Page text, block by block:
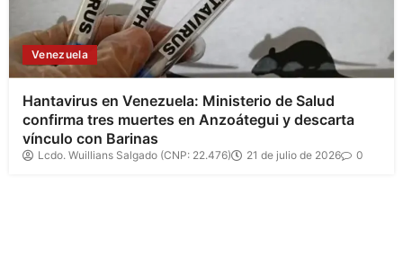
Venezuela
Hantavirus en Venezuela: Ministerio de Salud
confirma tres muertes en Anzoátegui y descarta
vínculo con Barinas
Lcdo. Wuillians Salgado (CNP: 22.476) 21 de julio de 2026 0